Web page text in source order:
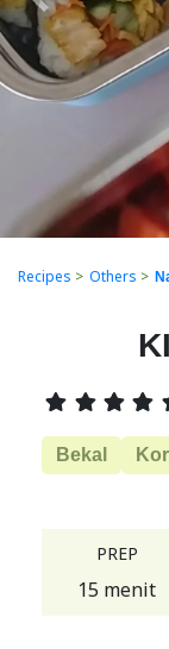
Previous
Recipes > Others >
Bekal
PREP
15 menit